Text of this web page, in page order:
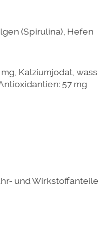
(Spirulina), Hefen
Kalziumjodat,
57 mg
und